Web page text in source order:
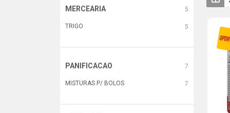
MERCEARIA 5
TRIGO 5
PANIFICACAO 7
MISTURAS P/ BOLOS 7